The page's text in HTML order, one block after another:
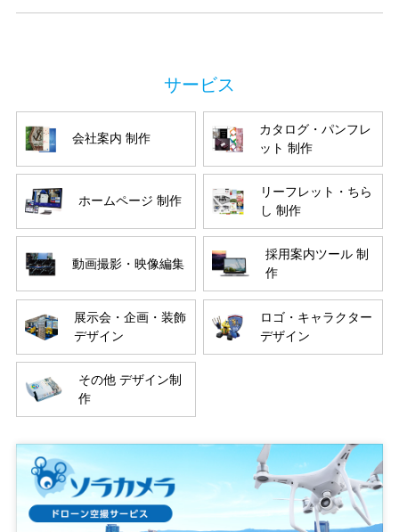
会社案内 制作
カタログ・パンフレ
ット 制作
ホームページ 制作
リーフレット・ちら
し 制作
動画撮影・映像編集
採用案内ツール 制
作
展示会・企画・装飾
デザイン
ロゴ・キャラクター
デザイン
その他 デザイン制
作